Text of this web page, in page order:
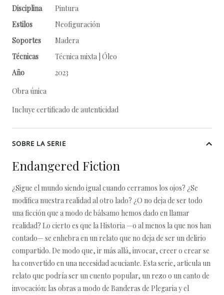
Disciplina
Pintura
Estilos
Neofiguración
Soportes
Madera
Técnicas
Técnica mixta | Óleo
Año
2023
Obra única
Incluye certificado de autenticidad
SOBRE LA SERIE
Endangered Fiction
¿Sigue el mundo siendo igual cuando cerramos los ojos? ¿Se
modifica nuestra realidad al otro lado? ¿O no deja de ser todo
una ficción que a modo de bálsamo hemos dado en llamar
realidad? Lo cierto es que la Historia —o al menos la que nos han
contado— se enhebra en un relato que no deja de ser un delirio
compartido. De modo que, ir más allá, invocar, creer o crear se
ha convertido en una necesidad acuciante. Esta serie, articula un
relato que podría ser un cuento popular, un rezo o un canto de
invocación: las obras a modo de Banderas de Plegaria y el